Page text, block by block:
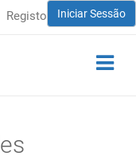
Iniciar Sessão
Registo